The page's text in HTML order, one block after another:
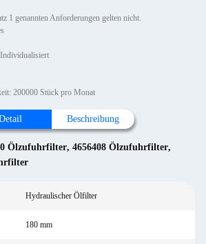
1 genannten Anforderungen gelten nicht.
200000 Stück pro Monat
Beschreibung
Ölzufuhrfilter, 4656408 Ölzufuhrfilter,
Hydraulischer Ölfilter
180 mm